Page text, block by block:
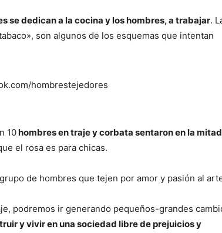
se dedican a la cocina y los hombres, a trabajar.
son algunos de los esquemas que intentan
10hombres en traje y corbata sentaron en la
el rosa es para chicas.
de hombres que tejen por amor y pasión al
podremos ir generando pequeños-grandes
y vivir en una sociedad libre de prejuicios y